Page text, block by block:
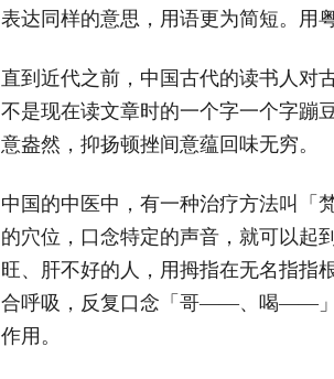
表达同样的意思，用语更为简短。用
直到近代之前，中国古代的读书人对
不是现在读文章时的一个字一个字蹦
意盎然，抑扬顿挫间意蕴回味无穷。
中国的中医中，有一种治疗方法叫「
的穴位，口念特定的声音，就可以起
旺、肝不好的人，用拇指在无名指指
合呼吸，反复口念「哥——、喝——」
作用。